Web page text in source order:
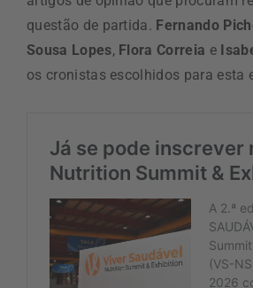
questão de partida. Fernando
Sousa Lopes, Flora Correia e
os cronistas escolhidos para esta